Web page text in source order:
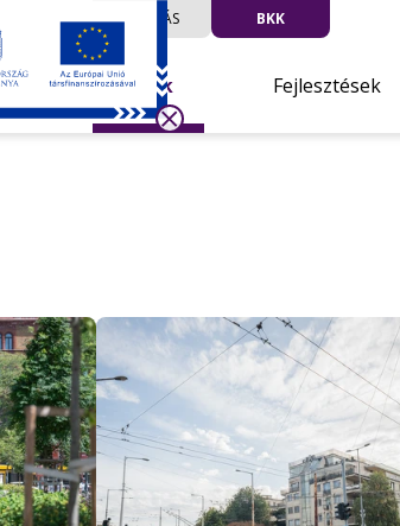
UTAZÁS BKK
Hírek Fejlesztések